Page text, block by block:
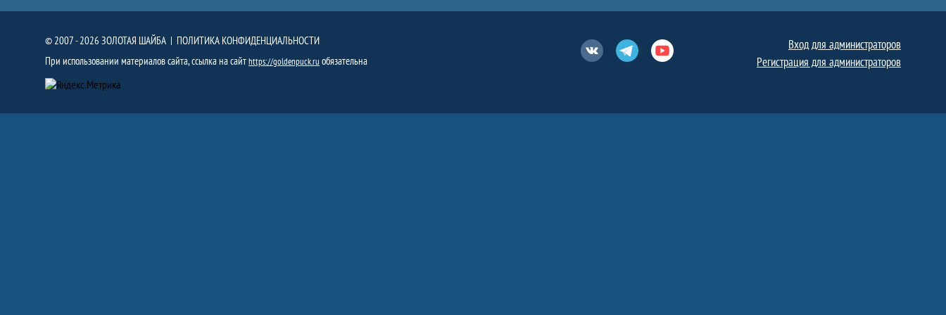
© 2007 - 2026 ЗОЛОТАЯ ШАЙБА | ПОЛИТИКА КОНФИДЕНЦИАЛЬНОСТИ
При использовании материалов сайта, ссылка на сайтhttps://goldenpuck.ru обязательна ВконтактеТелеграмЮтуб
Вход для администраторов
Регистрация для администраторов